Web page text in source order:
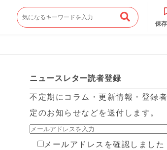
保
ニュースレター読者登録
不定期にコラム・更新情報・登録
定のお知らせなどを送付します。
メールアドレスを確認しました